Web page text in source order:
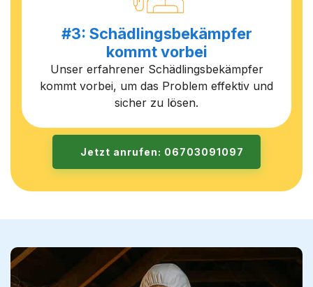
#3: Schädlingsbekämpfer
kommt vorbei
Unser erfahrener Schädlingsbekämpfer
kommt vorbei, um das Problem effektiv und
sicher zu lösen.
Jetzt anrufen: 06703091097